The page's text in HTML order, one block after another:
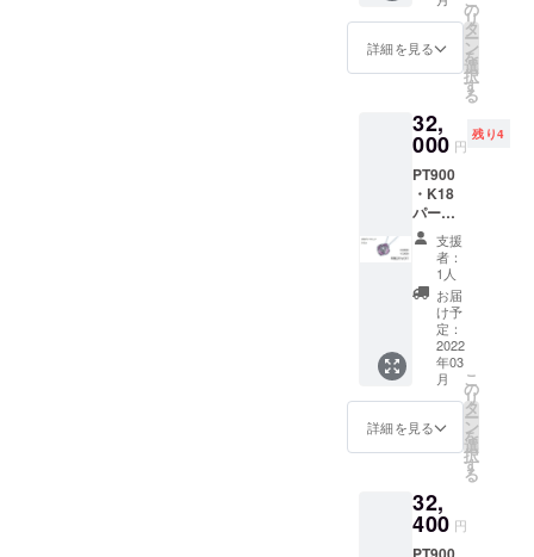
価格】
20％OF
F 限定5
定価
36,000
円 備考
欄に記
載お願
いした
いこと
①購入
した理
由 ②ど
のよう
なデザ
インが
好きか
価格】
20％OF
F 限定5
個（税
込・送
定価
36,000
円 備考
欄に記
載お願
いした
いこと
①購入
した理
由 ②ど
のよう
なデザ
インが
好きか
詳細を見る
の
リ
タ
ー
ン
を
選
択
す
る
32,
000 円
残り4
PT900
・K18
パープ
ルゴー
ルドペ
ンダン
トK10
ネック
レス
（バラ
小） 天
然ダイ
ヤモン
ド
0.02ct
＜
ンあり
＞ 【早
割価
支援
者：
1人
お届
け予
定：
2022
年03
月
詳細を見る
こ
の
リ
タ
ー
ン
を
選
択
す
る
32,
400 円